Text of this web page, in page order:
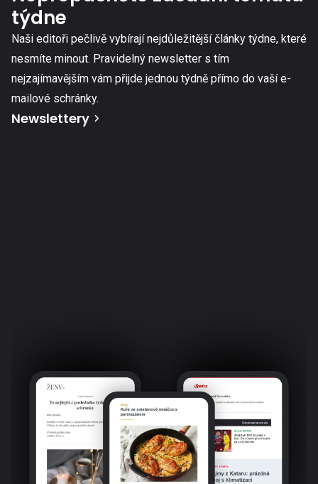
týdne
Naši editoři pečlivě vybírají nejdůležitější články týdne, které
nesmíte minout. Pravidelný newsletter s tím
nejzajímavějším vám přijde jednou týdně přímo do vaší e-
mailové schránky.
Newslettery